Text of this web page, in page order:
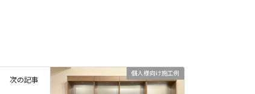
個人様向け施工例
次の記事